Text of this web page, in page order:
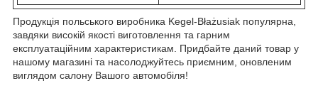
Продукція польського виробника Kegel-Błażusiak популярна,
завдяки високій якості виготовлення та гарним
експлуатаційним характеристикам. Придбайте даний товар у
нашому магазині та насолоджуйтесь приємним, оновленим
виглядом салону Вашого автомобіля!